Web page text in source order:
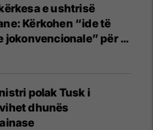
e ushtrisë
Kërkohen “ide të
jokonvencionale” për ta
Iranin
polak Tusk i
dhunës